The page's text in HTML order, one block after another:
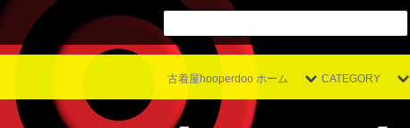
古着屋hooperdoo ホーム CATEGORY